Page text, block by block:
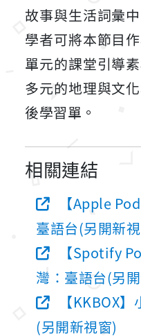
故事與生活詞彙
學者可將本節目
單元的課堂引導
多元的地理與文
後學習單。
相關連結
【Apple
臺語台(另開新
【Spotify
灣：臺語台(另
【KKBOX
(另開新視窗)